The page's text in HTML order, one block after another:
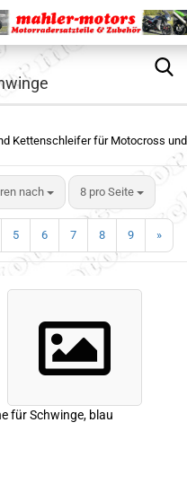
Kettenschleifer für Motocross und
nach 8 pro Seite
5 6 7 8 9 »
für Schwinge, blau